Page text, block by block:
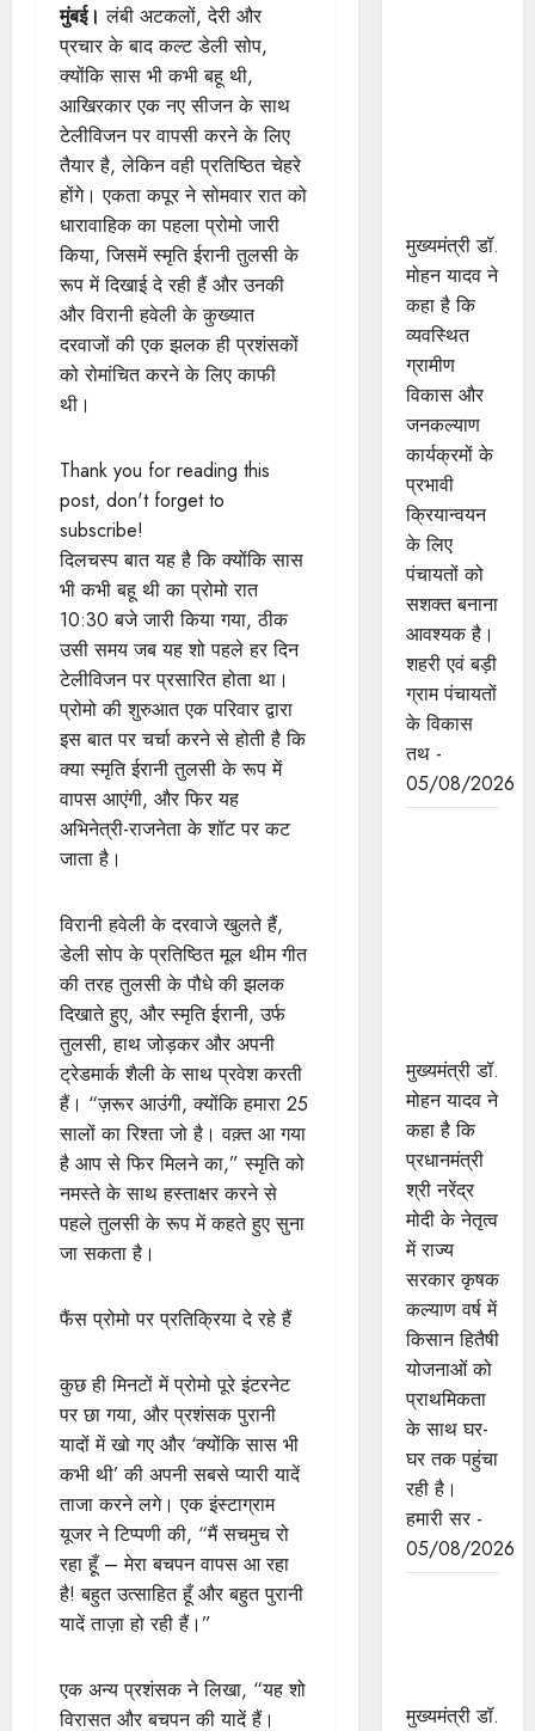
मुंबई। लंबी अटकलों, देरी और
प्रचार के बाद कल्ट डेली सोप,
क्योंकि सास भी कभी बहू थी,
आखिरकार एक नए सीजन के साथ
टेलीविजन पर वापसी करने के लिए
तैयार है, लेकिन वही प्रतिष्ठित चेहरे
होंगे। एकता कपूर ने सोमवार रात को
धारावाहिक का पहला प्रोमो जारी
किया, जिसमें स्मृति ईरानी तुलसी के
रूप में दिखाई दे रही हैं और उनकी
और विरानी हवेली के कुख्यात
दरवाजों की एक झलक ही प्रशंसकों
को रोमांचित करने के लिए काफी
थी।
Thank you for reading this
post, don't forget to
subscribe!
दिलचस्प बात यह है कि क्योंकि सास
भी कभी बहू थी का प्रोमो रात
10:30 बजे जारी किया गया, ठीक
उसी समय जब यह शो पहले हर दिन
टेलीविजन पर प्रसारित होता था।
प्रोमो की शुरुआत एक परिवार द्वारा
इस बात पर चर्चा करने से होती है कि
क्या स्मृति ईरानी तुलसी के रूप में
वापस आएंगी, और फिर यह
अभिनेत्री-राजनेता के शॉट पर कट
जाता है।
विरानी हवेली के दरवाजे खुलते हैं,
डेली सोप के प्रतिष्ठित मूल थीम गीत
की तरह तुलसी के पौधे की झलक
दिखाते हुए, और स्मृति ईरानी, ​​​​उर्फ
तुलसी, हाथ जोड़कर और अपनी
ट्रेडमार्क शैली के साथ प्रवेश करती
हैं। “ज़रूर आउंगी, क्योंकि हमारा 25
सालों का रिश्ता जो है। वक़्त आ गया
है आप से फिर मिलने का,” स्मृति को
नमस्ते के साथ हस्ताक्षर करने से
पहले तुलसी के रूप में कहते हुए सुना
जा सकता है।
फैंस प्रोमो पर प्रतिक्रिया दे रहे हैं
कुछ ही मिनटों में प्रोमो पूरे इंटरनेट
पर छा गया, और प्रशंसक पुरानी
यादों में खो गए और ‘क्योंकि सास भी
कभी थी’ की अपनी सबसे प्यारी यादें
ताजा करने लगे। एक इंस्टाग्राम
यूजर ने टिप्पणी की, “मैं सचमुच रो
रहा हूँ – मेरा बचपन वापस आ रहा
है! बहुत उत्साहित हूँ और बहुत पुरानी
यादें ताज़ा हो रही हैं।”
एक अन्य प्रशंसक ने लिखा, “यह शो
विरासत और बचपन की यादें हैं।
मुख्यमंत्री डॉ.
मोहन यादव ने
कहा है कि
व्यवस्थित
ग्रामीण
विकास और
जनकल्याण
कार्यक्रमों के
प्रभावी
क्रियान्वयन
के लिए
पंचायतों को
सशक्त बनाना
आवश्यक है।
शहरी एवं बड़ी
ग्राम पंचायतों
के विकास
तथ -
05/08/2026
मुख्यमंत्री डॉ.
मोहन यादव ने
कहा है कि
प्रधानमंत्री
श्री नरेंद्र
मोदी के नेतृत्व
में राज्य
सरकार कृषक
कल्याण वर्ष में
किसान हितैषी
योजनाओं को
प्राथमिकता
के साथ घर-
घर तक पहुंचा
रही है।
हमारी सर -
05/08/2026
मुख्यमंत्री डॉ.